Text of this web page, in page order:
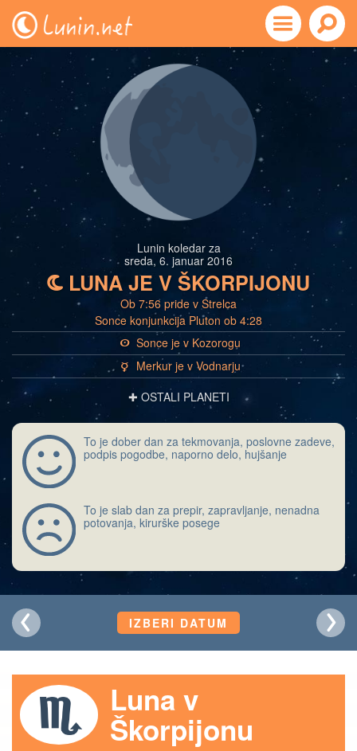
Lunin koledar za
sreda, 6. januar 2016
b LUNA JE V ŠKORPIJONU
Ob 7:56 pride v Strelca
Sonce konjunkcija Pluton ob 4:28
a Sonce je v Kozorogu
c
Merkur je v Vodnarju
✚ OSTALI PLANETI
To je dober dan za tekmovanja, poslovne zadeve,
podpis pogodbe, naporno delo, hujšanje
To je slab dan za prepir, zapravljanje, nenadna
potovanja, kirurške posege
IZBERI DATUM
Luna v
Škorpijonu